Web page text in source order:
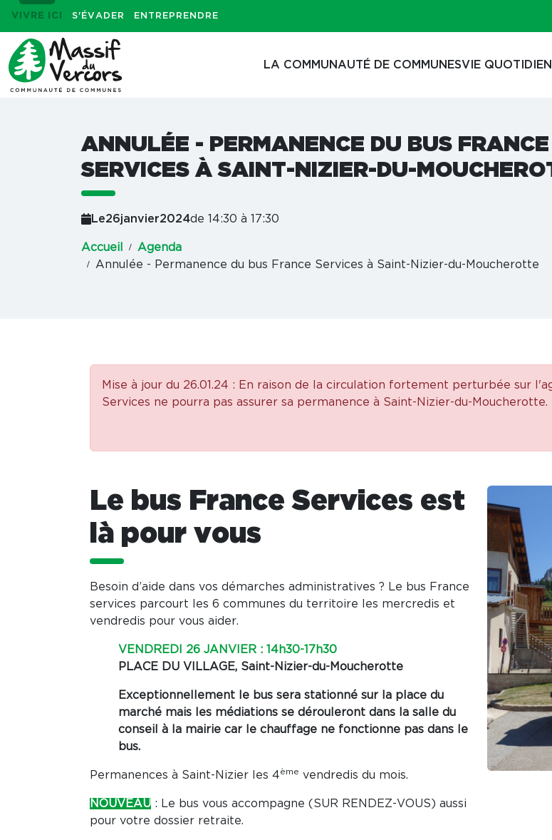
VIVRE ICI S'ÉVADER ENTREPRENDRE
LA COMMUNAUTÉ DE COMMUNESVIE
ANNULÉE - PERMANENCE DU BUS FRANCE
SERVICES À SAINT-NIZIER-DU-
Le26janvier2024de 14:30 à 17:30
Accueil
Agenda
Annulée - Permanence du bus France Services à Saint-Nizier-du-Moucherotte
Mise à jour du 26.01.24 : En raison de la circulation fortement perturbée sur
Services ne pourra pas assurer sa permanence à Saint-Nizier-du-Moucherotte.
Le bus France Services est
là pour vous
Besoin d’aide dans vos démarches administratives ? Le bus France
services parcourt les 6 communes du territoire les mercredis et
vendredis pour vous aider.
VENDREDI 26 JANVIER : 14h30-17h30
PLACE DU VILLAGE, Saint-Nizier-du-Moucherotte
Exceptionnellement le bus sera stationné sur la place du
marché mais les médiations se dérouleront dans la salle du
conseil à la mairie car le chauffage ne fonctionne pas dans le
bus.
Permanences à Saint-Nizier les 4ème vendredis du mois.
NOUVEAU : Le bus vous accompagne (SUR RENDEZ-VOUS) aussi
pour votre dossier retraite.